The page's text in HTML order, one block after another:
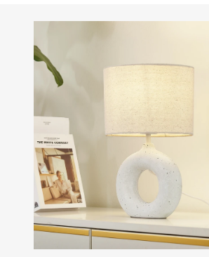
uz
galerijas
beigām